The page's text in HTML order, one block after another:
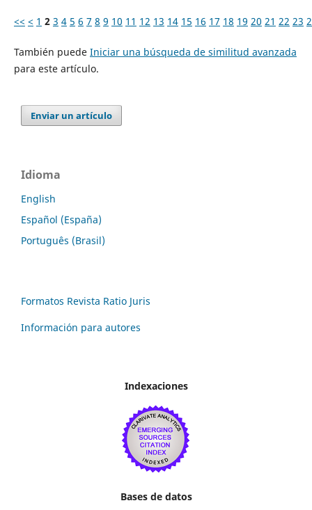
<< < 1 2 3 4 5 6 7 8 9 10 11 12 13 14 15 16 17 18 19 20 21 22 23
También puede Iniciar una búsqueda de similitud avanzada
para este artículo.
Enviar un artículo
Idioma
English
Español (España)
Português (Brasil)
Formatos Revista Ratio Juris
Información para autores
Indexaciones
Bases de datos